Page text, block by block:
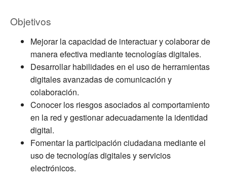
Objetivos
Mejorar la capacidad de interactuar y colaborar de
manera efectiva mediante tecnologías digitales.
Desarrollar habilidades en el uso de herramientas
digitales avanzadas de comunicación y
colaboración.
Conocer los riesgos asociados al comportamiento
en la red y gestionar adecuadamente la identidad
digital.
Fomentar la participación ciudadana mediante el
uso de tecnologías digitales y servicios
electrónicos.